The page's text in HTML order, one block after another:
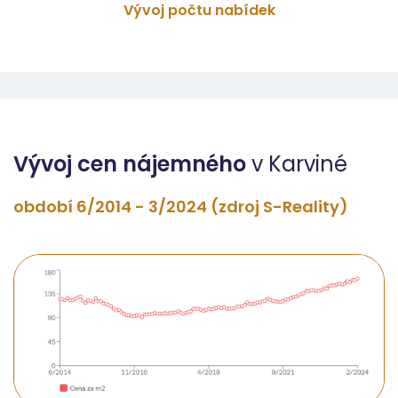
Vývoj počtu nabídek
Vývoj cen nájemnéhov Karviné
období 6/2014 - 3/2024 (zdroj S-Reality)